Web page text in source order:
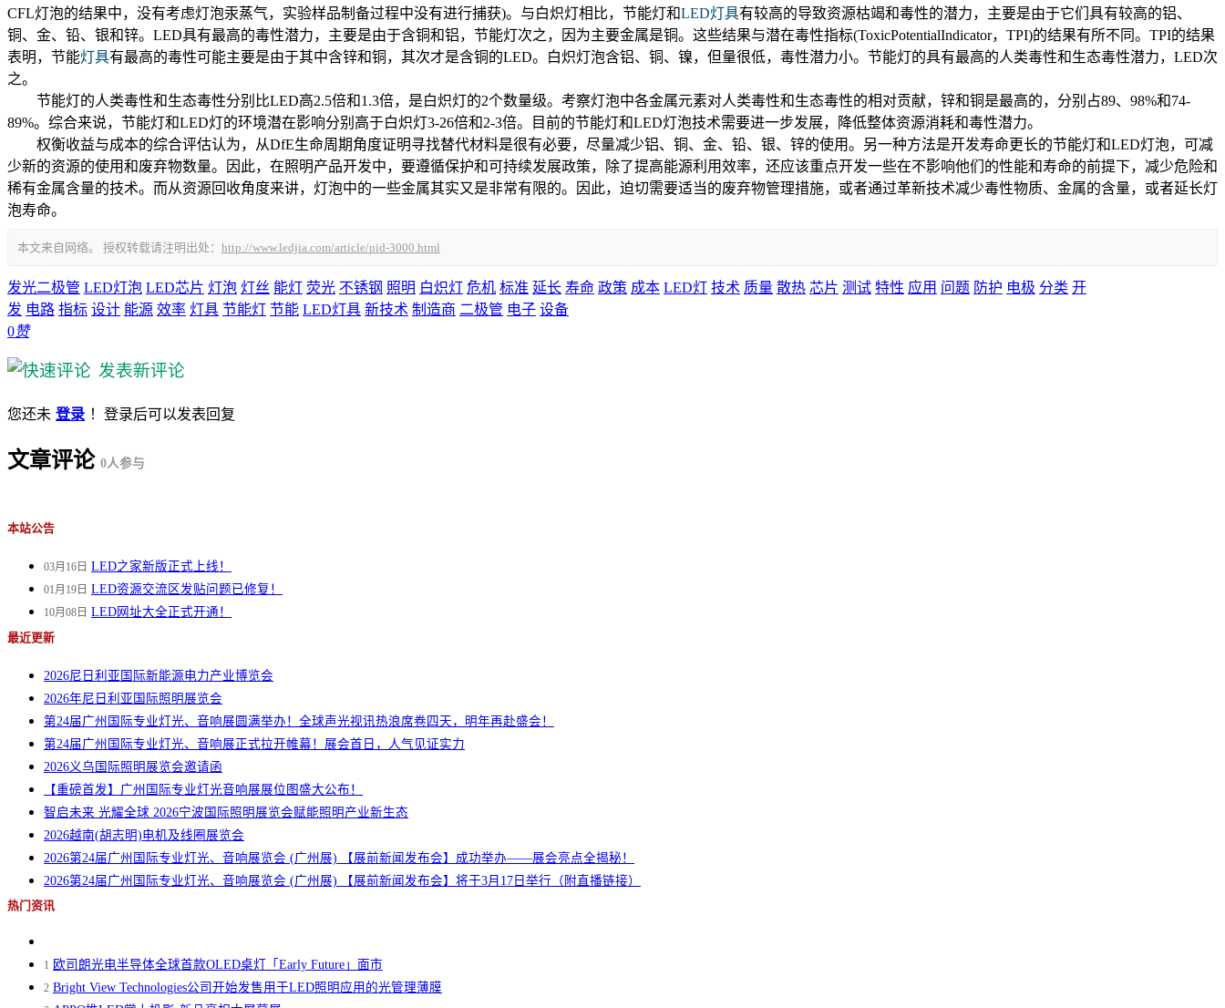
CFL灯泡的结果中，没有考虑灯泡汞蒸气，实验样品制备过程中没有进行捕获)。与白炽灯相比，节能灯和LED灯具有较高的导致资源枯竭和毒性的潜力，主要是由于它们具有较高的铝、
铜、金、铅、银和锌。LED具有最高的毒性潜力，主要是由于含铜和铝，节能灯次之，因为主要金属是铜。这些结果与潜在毒性指标(ToxicPotentialIndicator，TPI)的结果有所不同。TPI的结果
表明，节能灯具有最高的毒性可能主要是由于其中含锌和铜，其次才是含铜的LED。白炽灯泡含铝、铜、镍，但量很低，毒性潜力小。节能灯的具有最高的人类毒性和生态毒性潜力，LED次
之。
节能灯的人类毒性和生态毒性分别比LED高2.5倍和1.3倍，是白炽灯的2个数量级。考察灯泡中各金属元素对人类毒性和生态毒性的相对贡献，锌和铜是最高的，分别占89、98%和74-
89%。综合来说，节能灯和LED灯的环境潜在影响分别高于白炽灯3-26倍和2-3倍。目前的节能灯和LED灯泡技术需要进一步发展，降低整体资源消耗和毒性潜力。
权衡收益与成本的综合评估认为，从DfE生命周期角度证明寻找替代材料是很有必要，尽量减少铝、铜、金、铅、银、锌的使用。另一种方法是开发寿命更长的节能灯和LED灯泡，可减
少新的资源的使用和废弃物数量。因此，在照明产品开发中，要遵循保护和可持续发展政策，除了提高能源利用效率，还应该重点开发一些在不影响他们的性能和寿命的前提下，减少危险和
稀有金属含量的技术。而从资源回收角度来讲，灯泡中的一些金属其实又是非常有限的。因此，迫切需要适当的废弃物管理措施，或者通过革新技术减少毒性物质、金属的含量，或者延长灯
泡寿命。
本文来自网络。 授权转载请注明出处： http://www.ledjia.com/article/pid-3000.html
发光二极管 LED灯泡 LED芯片 灯泡 灯丝 能灯 荧光 不锈钢 照明 白炽灯 危机 标准 延长 寿命 政策 成本 LED灯 技术 质量 散热 芯片 测试 特性 应用 问题 防护 电极 分类 开
发 电路 指标 设计 能源 效率 灯具 节能灯 节能 LED灯具 新技术 制造商 二极管 电子 设备
0赞
发表新评论
您还未 登录 ！登录后可以发表回复
文章评论 0人参与
本站公告
03月16日 LED之家新版正式上线！
01月19日 LED资源交流区发贴问题已修复！
10月08日 LED网址大全正式开通！
最近更新
2026尼日利亚国际新能源电力产业博览会
2026年尼日利亚国际照明展览会
第24届广州国际专业灯光、音响展圆满举办！全球声光视讯热浪席卷四天，明年再赴盛会！
第24届广州国际专业灯光、音响展正式拉开帷幕！展会首日，人气见证实力
2026义乌国际照明展览会邀请函
【重磅首发】广州国际专业灯光音响展展位图盛大公布！
智启未来 光耀全球 2026宁波国际照明展览会赋能照明产业新生态
2026越南(胡志明)电机及线圈展览会
2026第24届广州国际专业灯光、音响展览会 (广州展) 【展前新闻发布会】成功举办——展会亮点全揭秘！
2026第24届广州国际专业灯光、音响展览会 (广州展) 【展前新闻发布会】将于3月17日举行（附直播链接）
热门资讯
1 欧司朗光电半导体全球首款OLED桌灯「Early Future」面市
2 Bright View Technologies公司开始发售用于LED照明应用的光管理薄膜